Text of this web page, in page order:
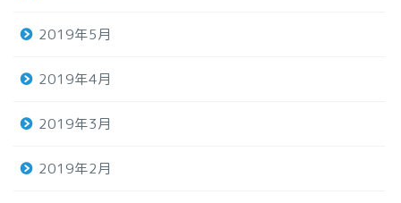
2019年5月
2019年4月
2019年3月
2019年2月